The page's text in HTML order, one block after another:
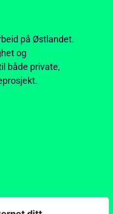
på Østlandet.
og
både private,